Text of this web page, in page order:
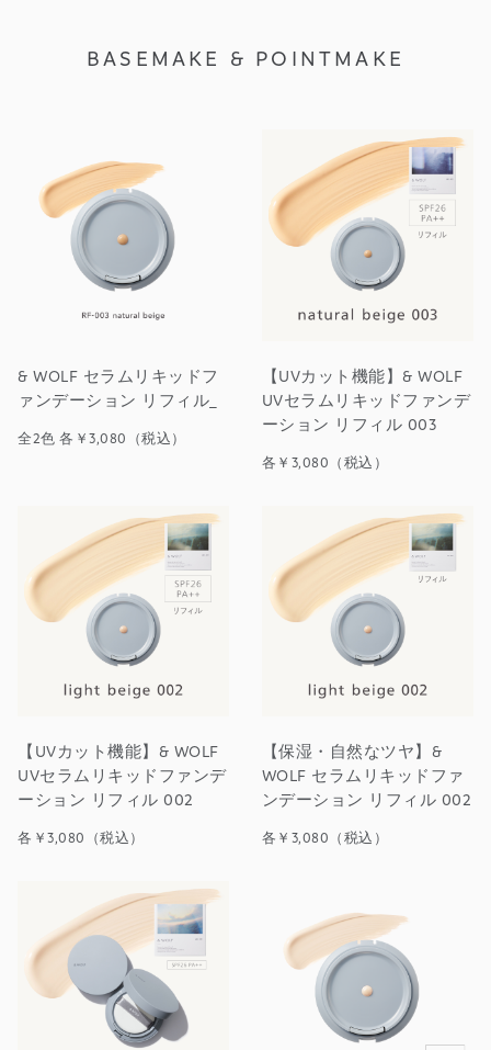
BASEMAKE & POINTMAKE
& WOLF セラムリキッドフ
ァンデーション リフィル_
全2色 各￥3,080（税込）
【UVカット機能】& WOLF
UVセラムリキッドファンデ
ーション リフィル 003
各￥3,080（税込）
【UVカット機能】& WOLF
UVセラムリキッドファンデ
ーション リフィル 002
各￥3,080（税込）
【保湿・自然なツヤ】&
WOLF セラムリキッドファ
ンデーション リフィル 002
各￥3,080（税込）